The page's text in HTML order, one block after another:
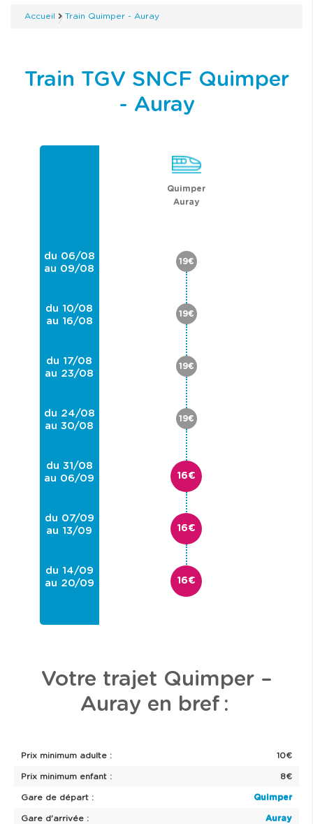
Accueil Train Quimper - Auray
Train TGV SNCF Quimper
- Auray
du 06/08
au 09/08
du 10/08
au 16/08
du 17/08
au 23/08
du 24/08
au 30/08
du 31/08
au 06/09
du 07/09
au 13/09
du 14/09
au 20/09
Quimper
Auray
19€
19€
19€
19€
16€
16€
16€
Votre trajet Quimper –
Auray en bref :
Prix minimum adulte : 10€
Prix minimum enfant : 8€
Gare de départ : Quimper
Gare d'arrivée : Auray